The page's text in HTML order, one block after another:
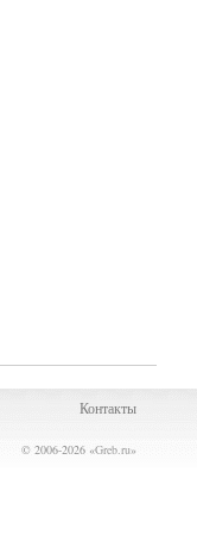
Контакты
© 2006-2026 «Greb.ru»